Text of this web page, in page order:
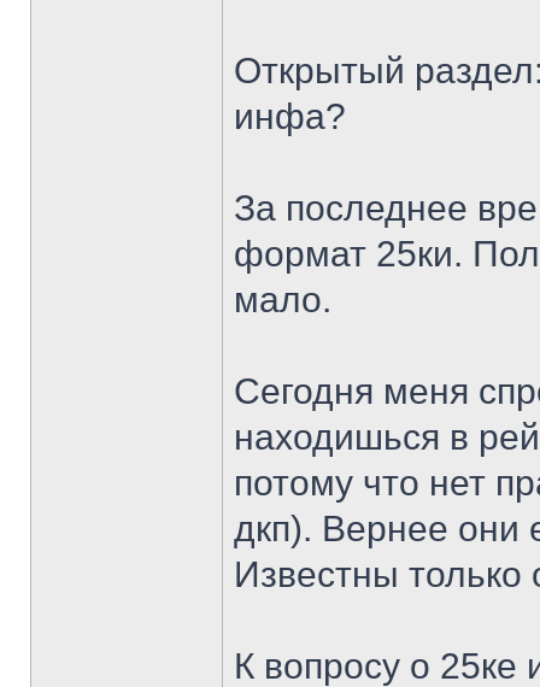
Открытый
инфа?
За последнее
формат 25ки.
мало.
Сегодня меня
находишься в
потому что нет
дкп). Вернее они
Известны
К вопросу о 25ке